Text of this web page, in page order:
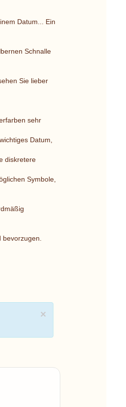
Datum... Ein
Schnalle
Sie lieber
sehr
Datum,
diskretere
Symbole,
×